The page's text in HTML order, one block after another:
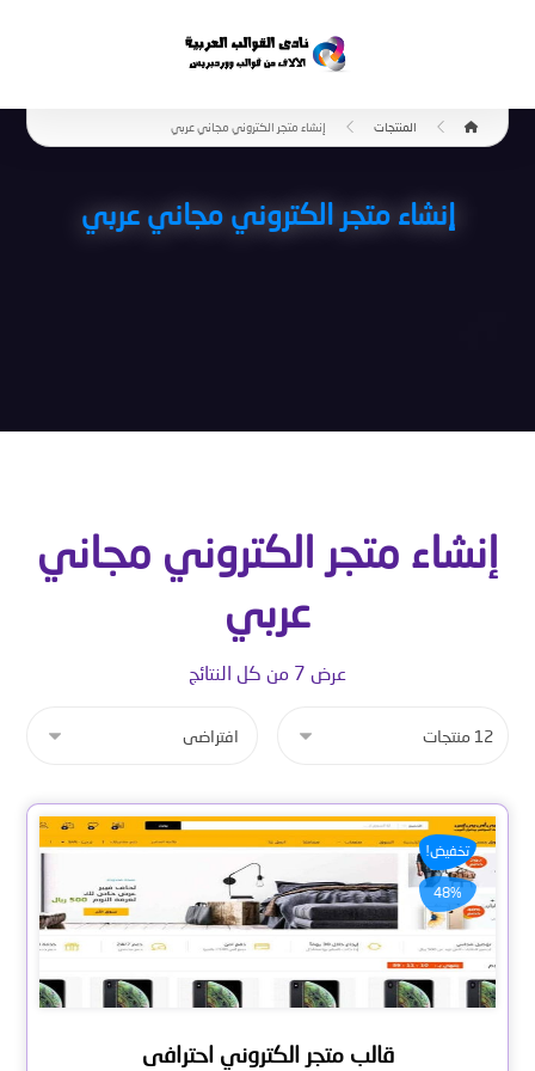
المنتجات إنشاء متجر الكتروني مجاني عربي
إنشاء متجر الكتروني مجاني عربي
إنشاء متجر الكتروني مجاني
عربي
عرض ⁦7⁩ من كل النتائج
تخفيض!
48%
قالب متجر الكتروني احترافى